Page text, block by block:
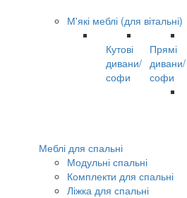
М'які меблі (для вітальні)
Кутові
дивани/
софи
Прямі
дивани/
софи
Меблі для спальні
Модульні спальні
Комплекти для спальні
Ліжка для спальні